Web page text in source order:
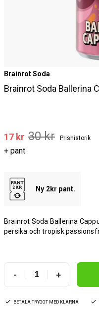
Brainrot Soda
Brainrot Soda Ballerina
17 kr 30 kr Prishistorik
+ pant
Ny 2kr pant.
Brainrot Soda Ballerina
persika och tropisk
- +
BETALA TRYGGT MED KLARNA